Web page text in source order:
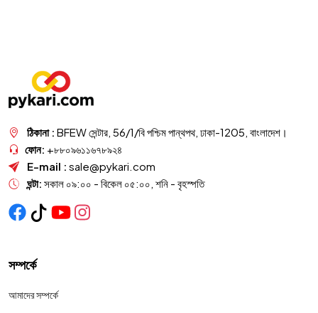
ঠিকানা : BFEW সেন্টার, 56/1/বি পশ্চিম পান্থপথ, ঢাকা-1205, বাংলাদেশ।
ফোন: +৮৮০৯৬১১৬৭৮৯২৪
E-mail : sale@pykari.com
ঘন্টা: সকাল ০৯:০০ - বিকেল ০৫:০০, শনি - বৃহস্পতি
সম্পর্কে
আমাদের সম্পর্কে